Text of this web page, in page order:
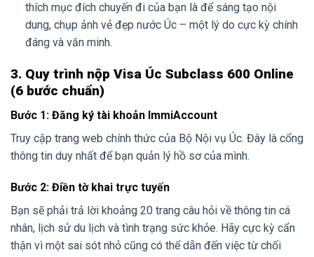
thích mục đích chuyến đi của bạn là để sáng tạo nội
dung, chụp ảnh vẻ đẹp nước Úc – một lý do cực kỳ chính
đáng và văn minh.
3. Quy trình nộp Visa Úc Subclass 600 Online
(6 bước chuẩn)
Bước 1: Đăng ký tài khoản ImmiAccount
Truy cập trang web chính thức của Bộ Nội vụ Úc. Đây là cổng
thông tin duy nhất để bạn quản lý hồ sơ của mình.
Bước 2: Điền tờ khai trực tuyến
Bạn sẽ phải trả lời khoảng 20 trang câu hỏi về thông tin cá
nhân, lịch sử du lịch và tình trạng sức khỏe. Hãy cực kỳ cẩn
thận vì một sai sót nhỏ cũng có thể dẫn đến việc từ chối